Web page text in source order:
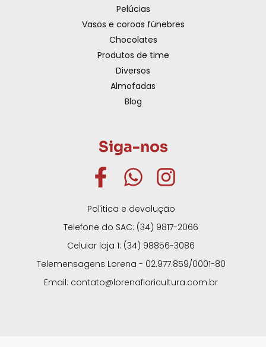
Pelúcias
Vasos e coroas fúnebres
Chocolates
Produtos de time
Diversos
Almofadas
Blog
Siga-nos
Política e devolução
Telefone do SAC: (34) 9817-2066
Celular loja 1: (34) 98856-3086
Telemensagens Lorena - 02.977.859/0001-80
Email: contato@lorenafloricultura.com.br